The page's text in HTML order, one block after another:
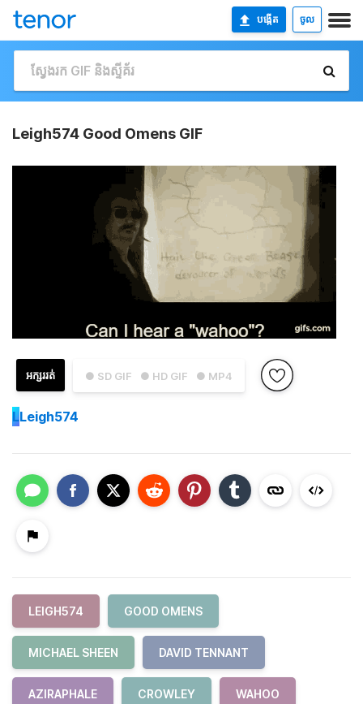
បង្កើត ចូល
Leigh574 Good Omens GIF
● SD GIF ● HD GIF ● MP4
អក្សររត់
LLeigh574
LEIGH574 GOOD OMENS
MICHAEL SHEEN DAVID TENNANT
AZIRAPHALE CROWLEY WAHOO